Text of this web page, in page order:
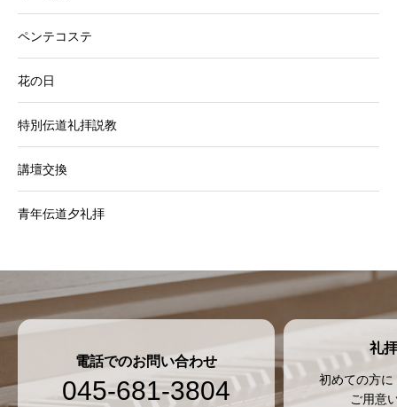
ペンテコステ
花の日
特別伝道礼拝説教
講壇交換
青年伝道夕礼拝
電話でのお問い合わせ
045-681-3804
礼
初めての方
ご用意